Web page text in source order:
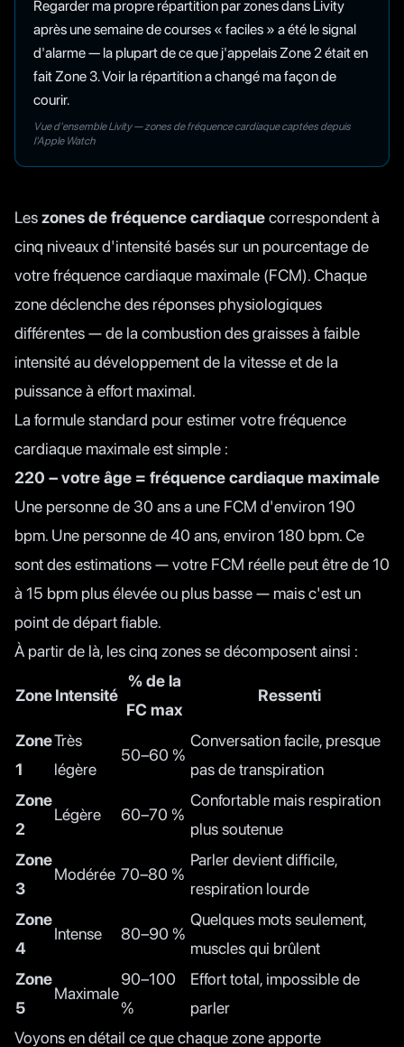
Regarder ma propre répartition par zones dans Livity
après une semaine de courses « faciles » a été le signal
d'alarme — la plupart de ce que j'appelais Zone 2 était en
fait Zone 3. Voir la répartition a changé ma façon de
courir.
Vue d'ensemble Livity — zones de fréquence cardiaque captées depuis
l'Apple Watch
Leszones de fréquence cardiaquecorrespondent à
cinq niveaux d'intensité basés sur un pourcentage de
votre fréquence cardiaque maximale (FCM). Chaque
zone déclenche des réponses physiologiques
différentes — de la combustion des graisses à faible
intensité au développement de la vitesse et de la
puissance à effort maximal.
La formule standard pour estimer votre fréquence
cardiaque maximale est simple :
220 – votre âge = fréquence cardiaque maximale
Une personne de 30 ans a une FCM d'environ 190
bpm. Une personne de 40 ans, environ 180 bpm. Ce
sont des estimations — votre FCM réelle peut être de 10
à 15 bpm plus élevée ou plus basse — mais c'est un
point de départ fiable.
À partir de là, les cinq zones se décomposent ainsi :
ZoneIntensité
% de la
FC max
Ressenti
Zone
1
Très
légère
50–60 %
Conversation facile, presque
pas de transpiration
Zone
2
Légère 60–70 %
Confortable mais respiration
plus soutenue
Zone
3
Modérée 70–80 %
Parler devient difficile,
respiration lourde
Zone
4
Intense 80–90 %
Quelques mots seulement,
muscles qui brûlent
Zone
5
Maximale
90–100
%
Effort total, impossible de
parler
Voyons en détail ce que chaque zone apporte